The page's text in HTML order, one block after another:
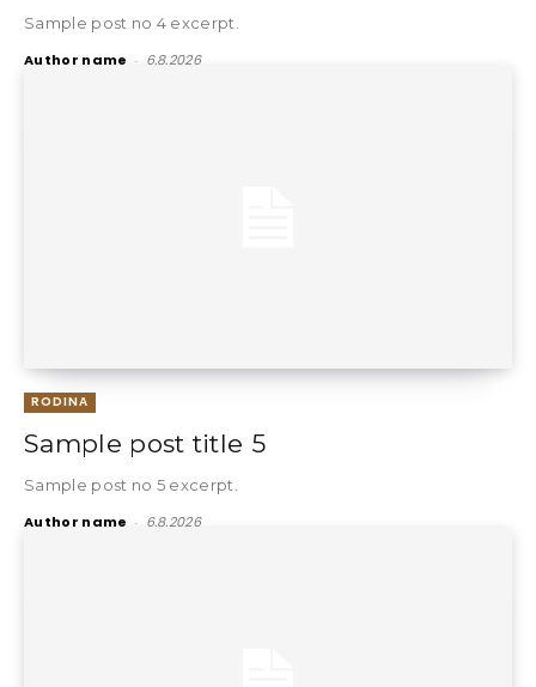
Sample post no 4 excerpt.
Author name - 6.8.2026
RODINA
Sample post title 5
Sample post no 5 excerpt.
Author name - 6.8.2026